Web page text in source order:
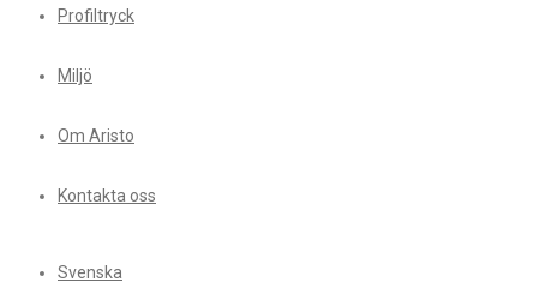
Profiltryck
Miljö
Om Aristo
Kontakta oss
Svenska